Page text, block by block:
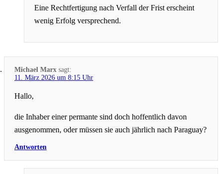
Eine Rechtfertigung nach Verfall der Frist erscheint
wenig Erfolg versprechend.
Michael Marx sagt:
11. März 2026 um 8:15 Uhr
Hallo,
die Inhaber einer permante sind doch hoffentlich davon
ausgenommen, oder müssen sie auch jährlich nach Paraguay?
Antworten